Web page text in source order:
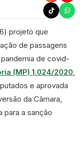
projeto que
de passagens
de covid-
(MP) 1.024/2020,
e aprovada
da Câmara,
para a sanção